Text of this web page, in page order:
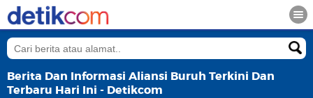
Berita Dan Informasi Aliansi Buruh Terkini Dan
Terbaru Hari Ini - Detikcom